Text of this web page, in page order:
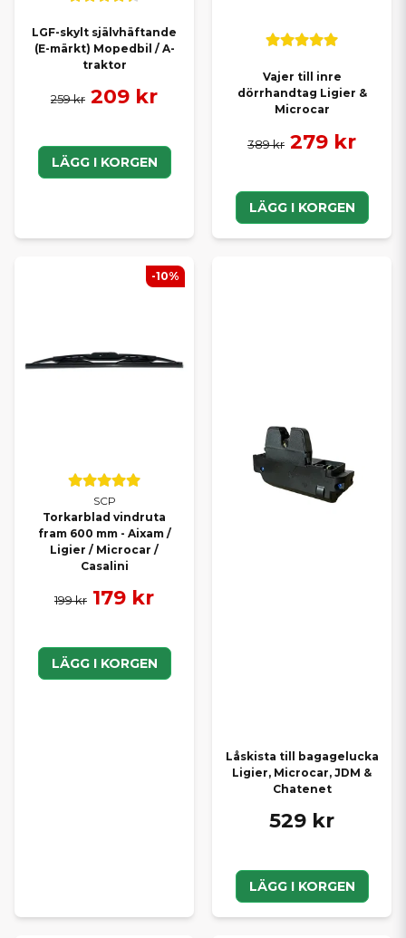
LGF-skylt självhäftande
(E-märkt) Mopedbil / A-
traktor
259 kr 209 kr
LÄGG I KORGEN
Vajer till inre
dörrhandtag Ligier &
Microcar
389 kr 279 kr
LÄGG I KORGEN
SCP
Torkarblad vindruta
fram 600 mm - Aixam /
Ligier / Microcar /
Casalini
199 kr 179 kr
LÄGG I KORGEN
-10%
Låskista till bagagelucka
Ligier, Microcar, JDM &
Chatenet
529 kr
LÄGG I KORGEN